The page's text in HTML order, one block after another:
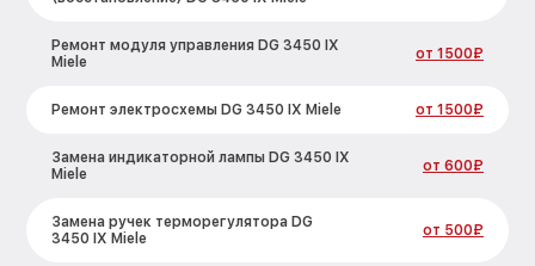
Ремонт модуля управления DG 3450 IX
Miele
от 1500₽
Ремонт электросхемы DG 3450 IX Miele от 1500₽
Замена индикаторной лампы DG 3450 IX
Miele
от 600₽
Замена ручек терморегулятора DG
3450 IX Miele
от 500₽